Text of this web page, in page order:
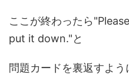
ここが終わったら
put it down."と
問題カードを裏返すよう